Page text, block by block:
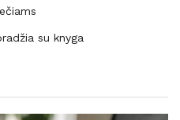
su knyga